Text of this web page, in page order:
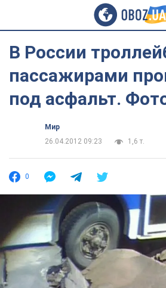
В России
пассажирами
под асфальт.
Мир
26.04.2012 09:23
1,6 т.
0